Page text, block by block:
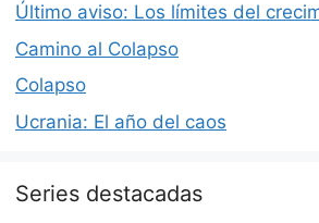
Último aviso: Los límites del
Camino al Colapso
Colapso
Ucrania: El año del caos
Series destacadas